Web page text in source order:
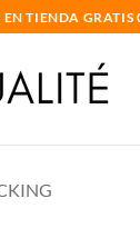
EN TIENDA GRATIS